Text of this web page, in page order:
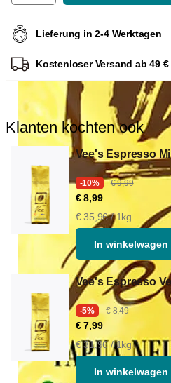
Lieferung in 2-4 Werktagen
Kostenloser Versand ab 49
Klanten kochten ook
Vee's Espresso
-10% € 9,99
€ 8,99
€ 35,96 / 1kg
In winkelwagen
Vee's Espresso
-5% € 8,49
€ 7,99
€ 31,96 / 1kg
In winkelwagen